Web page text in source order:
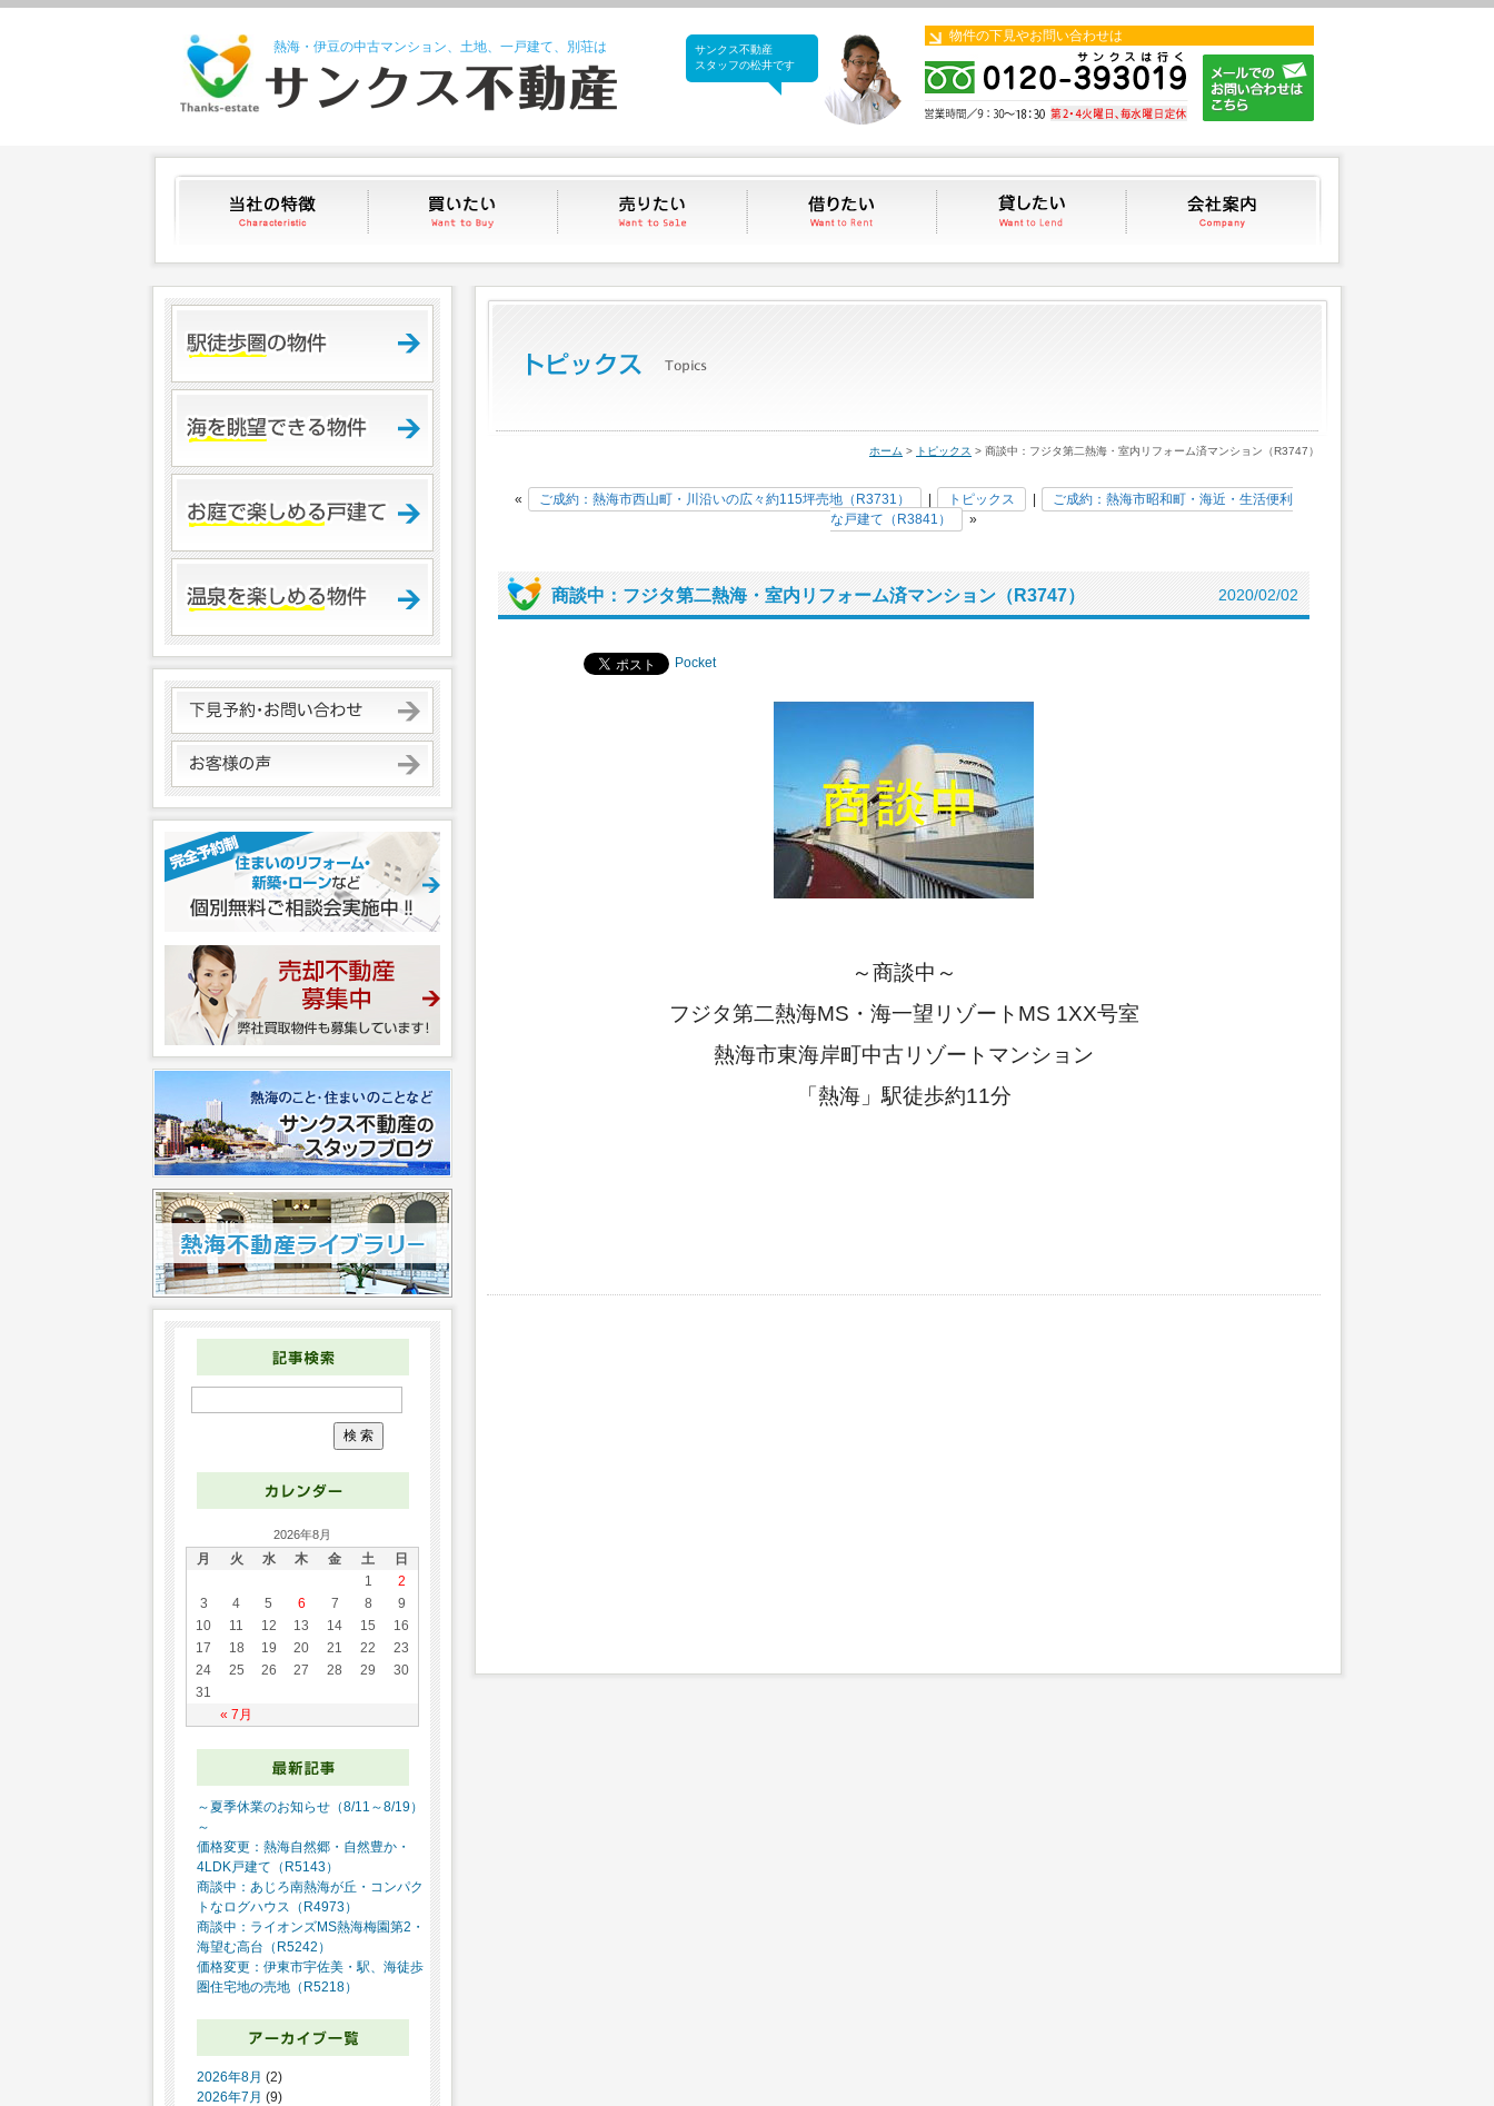
熱海・伊豆の中古マンション、土地、一戸建て、別荘は
サンクス不動産
サンクス不動産
スタッフの松井です
物件の下見やお問い合わせは
当社の特徴 買いたい 売りたい 借りたい 貸したい
ホーム > トピックス > 商談中：フジタ第二熱海・室内リフォーム済マンション（R3747）
« ご成約：熱海市西山町・川沿いの広々約115坪売地（R3731） トピックス
ご成約：熱海市昭和町・海近・生活便利
な戸建て（R3841）
»
商談中：フジタ第二熱海・室内リフォーム済マンション（R3747） 2020/02/02
Pocket
～商談中～
フジタ第二熱海MS・海一望リゾートMS 1XX号室
熱海市東海岸町中古リゾートマンション
「熱海」駅徒歩約11分
2026年8月
月 火 水 木 金 土 日
« 7月
1
2
3
4 5 6 7 8
9
10
11 12 13 14 15
16
17
18 19 20 21 22
23
24
25 26 27 28 29
30
31
～夏季休業のお知らせ（8/11～8/19）
～
価格変更：熱海自然郷・自然豊か・
4LDK戸建て（R5143）
商談中：あじろ南熱海が丘・コンパク
トなログハウス（R4973）
商談中：ライオンズMS熱海梅園第2・
海望む高台（R5242）
価格変更：伊東市宇佐美・駅、海徒歩
圏住宅地の売地（R5218）
2026年8月 (2)
2026年7月 (9)